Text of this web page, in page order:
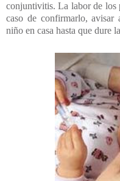
conjuntivitis. La labor de los
caso de confirmarlo, avisar
niño en casa hasta que dure